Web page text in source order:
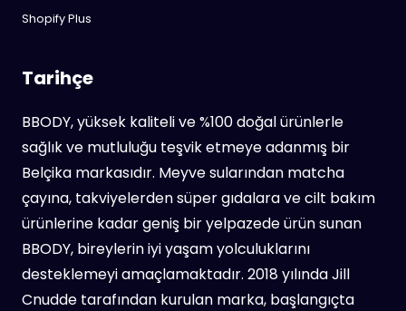
Shopify Plus
Tarihçe
BBODY, yüksek kaliteli ve %100 doğal ürünlerle
sağlık ve mutluluğu teşvik etmeye adanmış bir
Belçika markasıdır. Meyve sularından matcha
çayına, takviyelerden süper gıdalara ve cilt bakım
ürünlerine kadar geniş bir yelpazede ürün sunan
BBODY, bireylerin iyi yaşam yolculuklarını
desteklemeyi amaçlamaktadır. 2018 yılında Jill
Cnudde tarafından kurulan marka, başlangıçta